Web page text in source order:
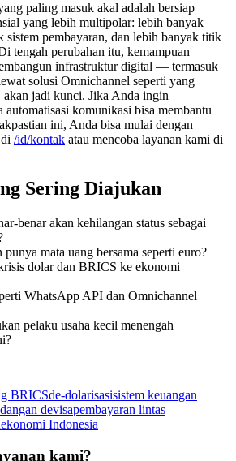
paling masuk akal adalah bersiap
yang lebih multipolar: lebih banyak
sistem pembayaran, dan lebih banyak titik
tengah perubahan itu, kemampuan
infrastruktur digital — termasuk
solusi Omnichannel seperti yang
jadi kunci. Jika Anda ingin
automatisasi komunikasi bisa membantu
ini, Anda bisa mulai dengan
/id/kontak atau mencoba layanan kami di
Sering Diajukan
benar akan kehilangan status sebagai
mata uang bersama seperti euro?
dolar dan BRICS ke ekonomi
WhatsApp API dan Omnichannel
pelaku usaha kecil menengah
BRICSde-dolarisasisistem keuangan
devisapembayaran lintas
ekonomi Indonesia
kami?